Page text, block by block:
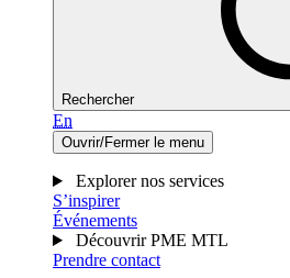
Rechercher
En
Ouvrir/Fermer le menu
Explorer nos services
S’inspirer
Événements
Découvrir PME MTL
Prendre contact